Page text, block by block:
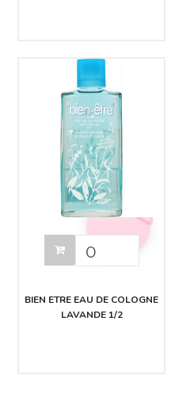
BIEN ETRE EAU DE COLOGNE
LAVANDE 1/2